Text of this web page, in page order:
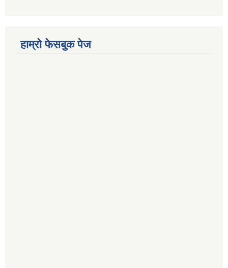
हाम्रो फेसबुक पेज